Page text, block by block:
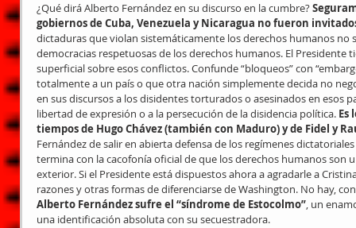
¿Qué dirá Alberto Fernández en su discurso en la cumbre?
gobiernos de Cuba, Venezuela y Nicaragua no fueron
dictaduras que violan sistemáticamente los derechos humanos no
democracias respetuosas de los derechos humanos. El
superficial sobre esos conflictos. Confunde “bloqueos” con
totalmente a un país o que otra nación simplemente decida no
en sus discursos a los disidentes torturados o asesinados en esos
libertad de expresión o a la persecución de la disidencia política. Es
tiempos de Hugo Chávez (también con Maduro) y de Fidel y
Fernández de salir en abierta defensa de los regímenes
termina con la cacofonía oficial de que los derechos humanos son
exterior. Si el Presidente está dispuestos ahora a agradarle a
razones y otras formas de diferenciarse de Washington. No hay,
Alberto Fernández sufre el “síndrome de Estocolmo”, un
una identificación absoluta con su secuestradora.